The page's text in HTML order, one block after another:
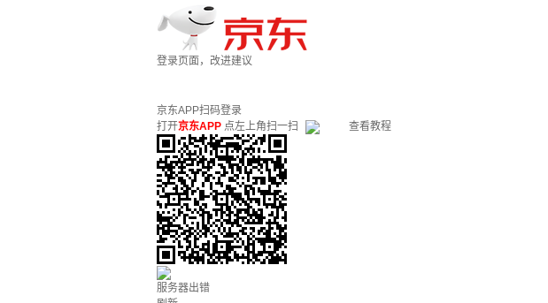
登录页面，改进建议
京东APP扫码登录
打开京东APP 点左上角扫一扫 查看教程
服务器出错